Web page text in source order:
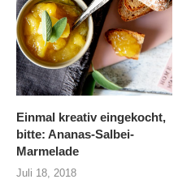
Einmal kreativ eingekocht,
bitte: Ananas-Salbei-
Marmelade
Juli 18, 2018